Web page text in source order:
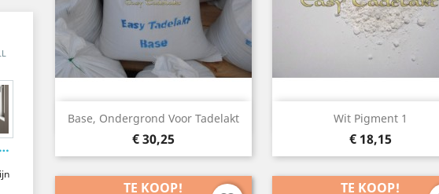
Microcement voor badkamers: de beste oplossing...
Base, Ondergrond Voor Tadelakt
Prijs
€ 30,25
Snelle weergave Wit Pigment 1
Prijs
€ 18,15
Snelle weergave
TE KOOP! TE KOOP!